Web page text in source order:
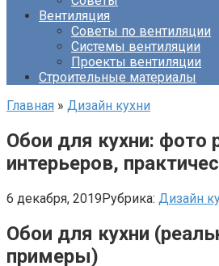
Вентиляция
Советы по вентиляции
Системы вентиляции
Проекты вентиляции
Строительные материалы
Главная » Дизайн кухни
Обои для кухни: фото
интерьеров,
6 декабря, 2019Рубрика: Дизайн
Обои для кухни
примеры)